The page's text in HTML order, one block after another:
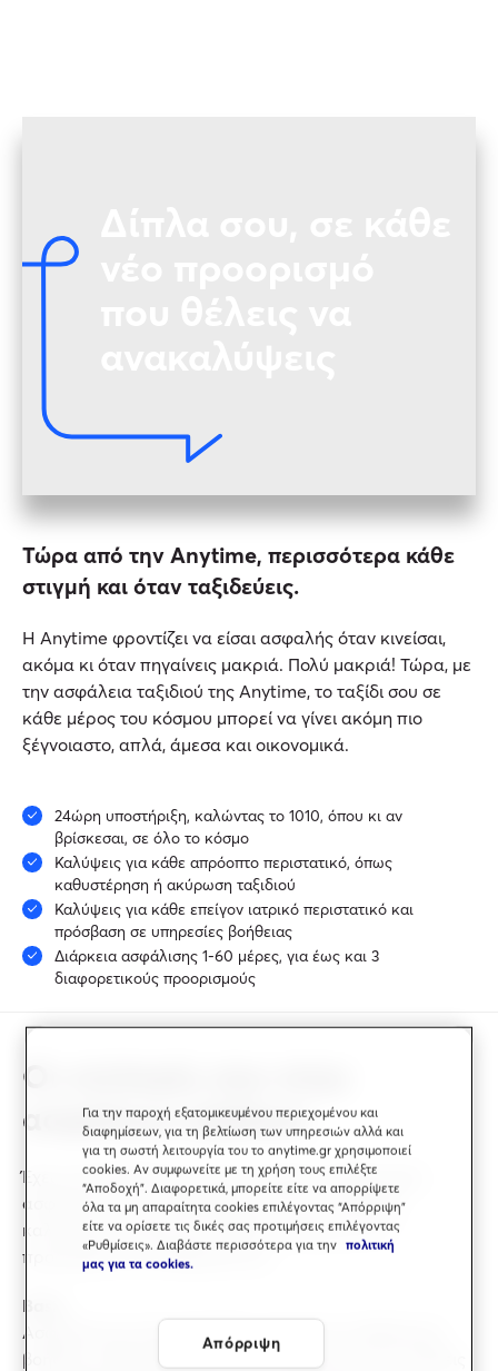
Τώρα από την Anytime, περισσότερα κάθε
στιγμή και όταν ταξιδεύεις.
Η Anytime φροντίζει να είσαι ασφαλής όταν κινείσαι,
ακόμα κι όταν πηγαίνεις μακριά. Πολύ μακριά! Τώρα, με
την ασφάλεια ταξιδιού της Anytime, το ταξίδι σου σε
κάθε μέρος του κόσμου μπορεί να γίνει ακόμη πιο
ξέγνοιαστο, απλά, άμεσα και οικονομικά.
24ώρη υποστήριξη, καλώντας το 1010, όπου κι αν
βρίσκεσαι, σε όλο το κόσμο
Καλύψεις για κάθε απρόοπτο περιστατικό, όπως
καθυστέρηση ή ακύρωση ταξιδιού
Καλύψεις για κάθε επείγον ιατρικό περιστατικό και
πρόσβαση σε υπηρεσίες βοήθειας
Διάρκεια ασφάλισης 1-60 μέρες, για έως και 3
διαφορετικούς προορισμούς
Οι επιλογές σου στην
ασφάλεια ταξιδιού
Έχεις στη διάθεσή σου τρεις επιλογές ταξιδιωτικής
ασφάλειας, για να διαλέξεις αυτό που ταιριάζει
καλύτερα στο δικό σου ταξίδι, ανάλογα με τον
προορισμό και τη διάρκειά του.
Basic
Ασφάλιση για ιατρικά έξοδα, ιατρική και ταξιδιωτική
βοήθεια, καθυστερήσεις στις αποσκευές και τις πτήσεις
Για την παροχή εξατομικευμένου περιεχομένου και
διαφημίσεων, για τη βελτίωση των υπηρεσιών αλλά και
για τη σωστή λειτουργία του το anytime.gr χρησιμοποιεί
cookies. Αν συμφωνείτε με τη χρήση τους επιλέξτε
“Αποδοχή”. Διαφορετικά, μπορείτε είτε να απορρίψετε
όλα τα μη απαραίτητα cookies επιλέγοντας “Απόρριψη”
είτε να ορίσετε τις δικές σας προτιμήσεις επιλέγοντας
«Ρυθμίσεις». Διαβάστε περισσότερα για την
πολιτική
μας για τα cookies.
Απόρριψη